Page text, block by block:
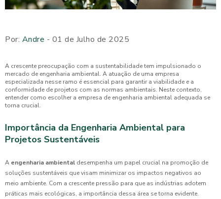
Por: Andre - 01 de Julho de 2025
A crescente preocupação com a sustentabilidade tem impulsionado o
mercado de engenharia ambiental. A atuação de uma empresa
especializada nesse ramo é essencial para garantir a viabilidade e a
conformidade de projetos com as normas ambientais. Neste contexto,
entender como escolher a empresa de engenharia ambiental adequada se
torna crucial.
Importância da Engenharia Ambiental para
Projetos Sustentáveis
A engenharia ambiental desempenha um papel crucial na promoção de
soluções sustentáveis que visam minimizar os impactos negativos ao
meio ambiente. Com a crescente pressão para que as indústrias adotem
práticas mais ecológicas, a importância dessa área se torna evidente.